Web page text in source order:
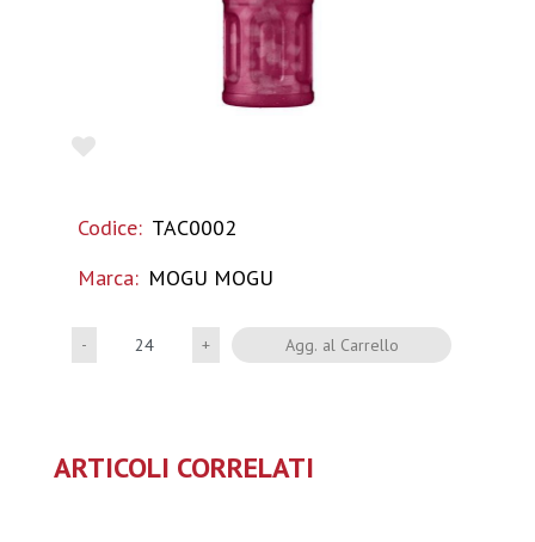
Codice: TAC0002
Marca: MOGU MOGU
QuantitàAgg. al Carrello
ARTICOLI CORRELATI